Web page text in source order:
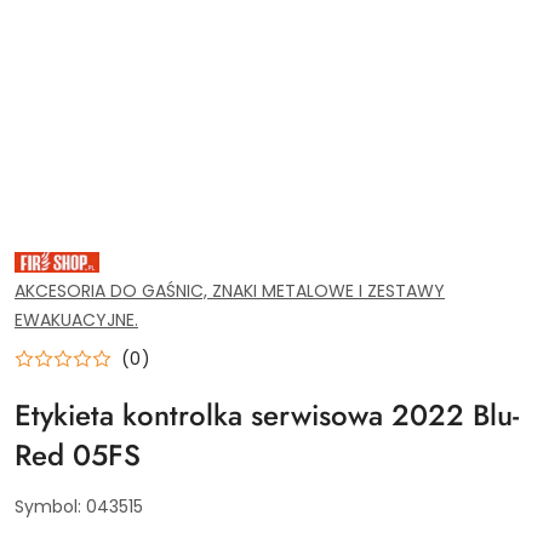
SPRZĘT
PPOŻ,
WYPOSAŻENIE
I
NARZĘDZIA
SERWISU
GAŚNIC.
PRZEMYSŁU
I
INSTYTUCJI.
AKCESORIA
MONAŻOWE
GAŚNIC
AKCESORIA DO GAŚNIC, ZNAKI METALOWE I ZESTAWY
EWAKUACYJNE.
(0)
Etykieta kontrolka serwisowa 2022 Blu-
Red 05FS
Symbol: 043515